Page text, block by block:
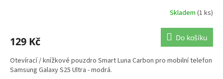
Skladem (1 ks)
129 Kč Do košíku
Otevírací / knížkové pouzdro Smart Luna Carbon pro mobilní telefon
Samsung Galaxy S25 Ultra - modrá.